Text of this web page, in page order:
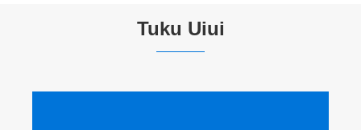
Tuku Uiui